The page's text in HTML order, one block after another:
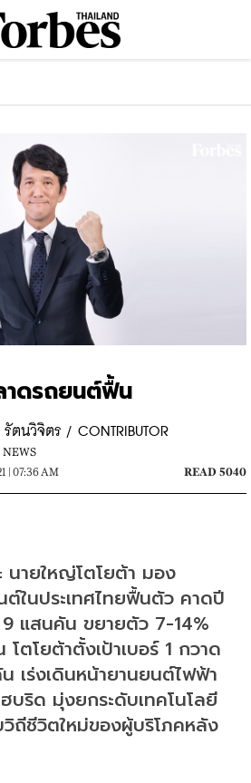
าดรถยนต์ฟื้น
ตนวิจิตร / CONTRIBUTOR
NEWS
| 07:36 AM
READ 5040
นายใหญ่โตโยต้า มอง
ในประเทศไทยฟื้นตัว คาดปี
แสนคัน ขยายตัว 7-14%
ตโยต้าตั้งเป้าเบอร์ 1 กวาด
เร่งเดินหน้ายานยนต์ไฟฟ้า
ริด มุ่งยกระดับเทคโนโลยี
วิถีชีวิตใหม่ของผู้บริโภคหลัง